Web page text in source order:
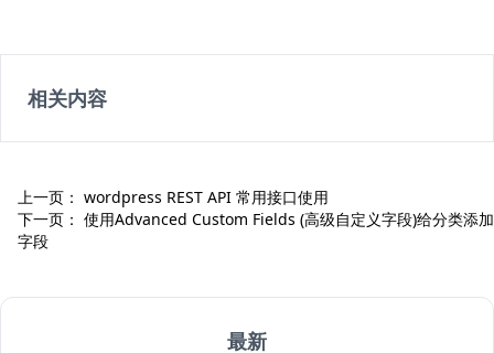
相关内容
上一页： wordpress REST API 常用接口使用
下一页： 使用Advanced Custom Fields (高级自定义字段)给分类添加
字段
最新